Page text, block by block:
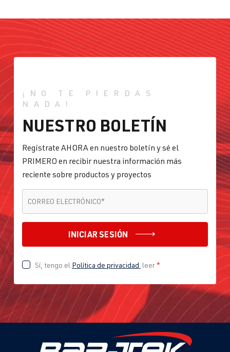
¡NO TE PIERDAS
NADA!
NUESTRO BOLETÍN
Regístrate AHORA en nuestro boletín y sé el
PRIMERO en recibir nuestra información más
reciente sobre productos y proyectos
CORREO ELECTRÓNICO*
INICIAR SESIÓN
Sí, tengo el Política de privacidad leer*